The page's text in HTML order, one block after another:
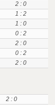
2 : 0
1 : 2
1 : 0
0 : 2
2 : 0
0 : 2
2 : 0
2 : 0